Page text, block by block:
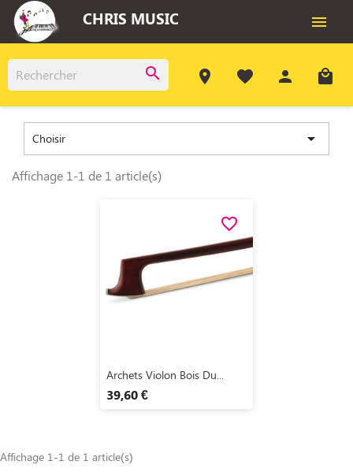
CHRIS MUSIC 
search room favorite person local_mall
Choisir 
Affichage 1-1 de 1 article(s)
Aperçu rapide
Archets Violon Bois Du...
39,60 €
favorite_border
Affichage 1-1 de 1 article(s)